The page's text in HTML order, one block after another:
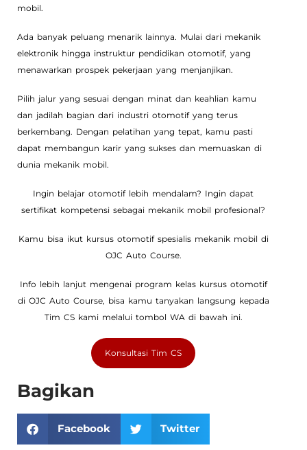
mobil.
Ada banyak peluang menarik lainnya. Mulai dari mekanik
elektronik hingga instruktur pendidikan otomotif, yang
menawarkan prospek pekerjaan yang menjanjikan.
Pilih jalur yang sesuai dengan minat dan keahlian kamu
dan jadilah bagian dari industri otomotif yang terus
berkembang. Dengan pelatihan yang tepat, kamu pasti
dapat membangun karir yang sukses dan memuaskan di
dunia mekanik mobil.
Ingin belajar otomotif lebih mendalam? Ingin dapat
sertifikat kompetensi sebagai mekanik mobil profesional?
Kamu bisa ikut kursus otomotif spesialis mekanik mobil di
OJC Auto Course.
Info lebih lanjut mengenai program kelas kursus otomotif
di OJC Auto Course, bisa kamu tanyakan langsung kepada
Tim CS kami melalui tombol WA di bawah ini.
Konsultasi Tim CS
Bagikan
Facebook Twitter